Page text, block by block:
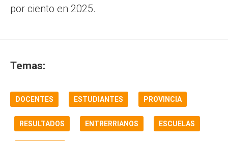
por ciento en 2025.
Temas:
DOCENTES ESTUDIANTES PROVINCIA
RESULTADOS ENTRERRIANOS ESCUELAS